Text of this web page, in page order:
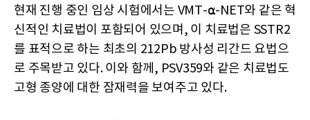
현재 진행 중인 임상 시험에서는 VMT-⍺-NET와 같은 혁
신적인 치료법이 포함되어 있으며, 이 치료법은 SSTR2
를 표적으로 하는 최초의 212Pb 방사성 리간드 요법으
로 주목받고 있다. 이와 함께, PSV359와 같은 치료법도
고형 종양에 대한 잠재력을 보여주고 있다.